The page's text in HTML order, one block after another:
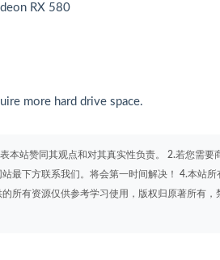
RX 580
more hard drive space.
本站赞同其观点和对其真实性负责。 2.若您需
最下方联系我们。将会第一时间解决！ 4.本站
所有资源仅供参考学习使用，版权归原著所有